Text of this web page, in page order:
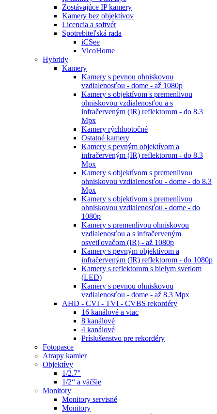
Zostávajúce IP kamery
Kamery bez objektívov
Licencia a softvér
Spotrebiteľská rada
iCSee
VicoHome
Hybridy
Kamery
Kamery s pevnou ohniskovou
vzdialenosťou - dome - až 1080p
Kamery s objektívom s premenlivou
ohniskovou vzdialenosťou a s
infračerveným (IR) reflektorom - do 8.3
Mpx
Kamery rýchlootočné
Ostatné kamery
Kamery s pevným objektívom a
infračerveným (IR) reflektorom - do 8.3
Mpx
Kamery s objektívom s premenlivou
ohniskovou vzdialenosťou - dome - do 8.3
Mpx
Kamery s objektívom s premenlivou
ohniskovou vzdialenosťou - dome - do
1080p
Kamery s premenlivou ohniskovou
vzdialenosťou a s infračerveným
osvetľovačom (IR) - až 1080p
Kamery s pevným objektívom a
infračerveným (IR) reflektorom - do 1080p
Kamery s reflektorom s bielym svetlom
(LED)
Kamery s pevnou ohniskovou
vzdialenosťou - dome - až 8.3 Mpx
AHD - CVI - TVI - CVBS rekordéry
16 kanálové a viac
8 kanálové
4 kanálové
Príslušenstvo pre rekordéry
Fotopasce
Atrapy kamier
Objektívy
1/2.7"
1/2“ a väčšie
Monitory
Monitory servisné
Monitory